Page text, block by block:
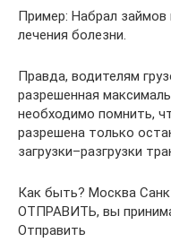
Пример: Набрал
лечения болезни.
Правда, водителям
разрешенная
необходимо помнить,
разрешена только
загрузки–разгрузки
Как быть? Москва
ОТПРАВИТЬ, вы
Отправить